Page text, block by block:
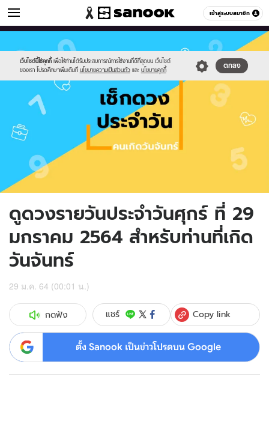
เข้าสู่ระบบสมาชิก
ดูดวง หมวดอื่นๆ
เว็บไซต์นี้ใช้คุกกี้ เพื่อให้ท่านได้รับประสบการณ์การใช้งานที่ดีที่สุดบน เว็บไซต์
ของเรา โปรดศึกษาเพิ่มเติมที่ นโยบายความเป็นส่วนตัว และ นโยบายคุกกี้
ตกลง
//s.isanook.com/sr/0/images/logo-
new-
sanook.png
//s.isanook.com/ho/0/ud/fxd/day/day-
2.png
ดูดวงรายวันประจำวันศุกร์ ที่ 29
มกราคม 2564 สำหรับท่านที่เกิด
วันจันทร์
29 ม.ค. 64 (00:01 น.)
กดฟัง แชร์ Copy link
ตั้ง Sanook เป็นข่าวโปรดบน Google